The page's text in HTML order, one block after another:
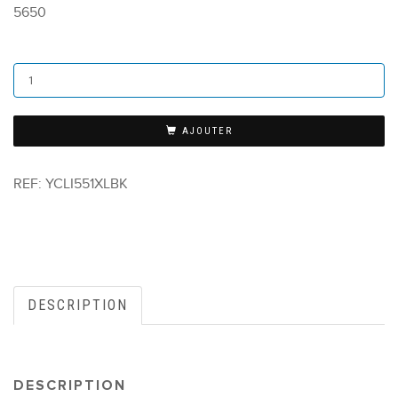
5650
AJOUTER
REF: YCLI551XLBK
DESCRIPTION
DESCRIPTION